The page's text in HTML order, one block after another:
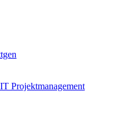
Projektmanagement